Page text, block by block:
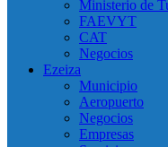
Ministerio de
FAEVYT
CAT
Negocios
Ezeiza
Municipio
Aeropuerto
Negocios
Empresas